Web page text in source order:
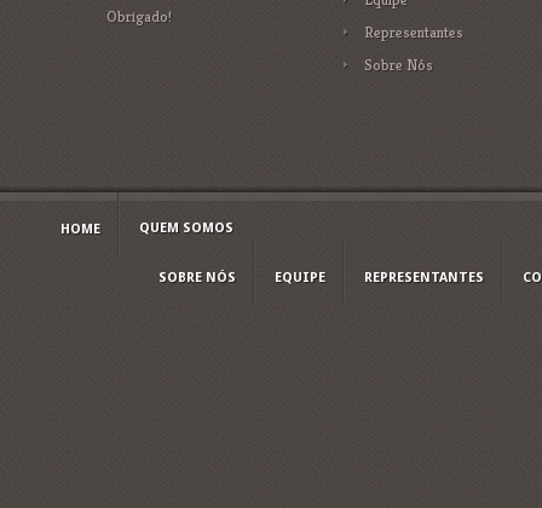
Obrigado!
Representantes
Sobre Nós
HOME QUEM SOMOS
SOBRE NÓS EQUIPE REPRESENTANTES